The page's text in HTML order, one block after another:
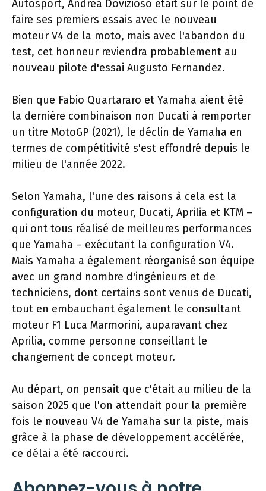
Autosport, Andrea Dovizioso était sur le point de
faire ses premiers essais avec le nouveau
moteur V4 de la moto, mais avec l'abandon du
test, cet honneur reviendra probablement au
nouveau pilote d'essai Augusto Fernandez.
Bien que Fabio Quartararo et Yamaha aient été
la dernière combinaison non Ducati à remporter
un titre MotoGP (2021), le déclin de Yamaha en
termes de compétitivité s'est effondré depuis le
milieu de l'année 2022.
Selon Yamaha, l'une des raisons à cela est la
configuration du moteur, Ducati, Aprilia et KTM –
qui ont tous réalisé de meilleures performances
que Yamaha – exécutant la configuration V4.
Mais Yamaha a également réorganisé son équipe
avec un grand nombre d'ingénieurs et de
techniciens, dont certains sont venus de Ducati,
tout en embauchant également le consultant
moteur F1 Luca Marmorini, auparavant chez
Aprilia, comme personne conseillant le
changement de concept moteur.
Au départ, on pensait que c'était au milieu de la
saison 2025 que l'on attendait pour la première
fois le nouveau V4 de Yamaha sur la piste, mais
grâce à la phase de développement accélérée,
ce délai a été raccourci.